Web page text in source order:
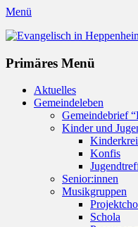
Menü
Evangelisch in Heppenheim
Primäres Menü
Zum
Inhalt
Aktuelles
Gemeindeleben
Gemeindebrief
Kinder und
Konfis
Senior:innen
Musikgruppen
Schola